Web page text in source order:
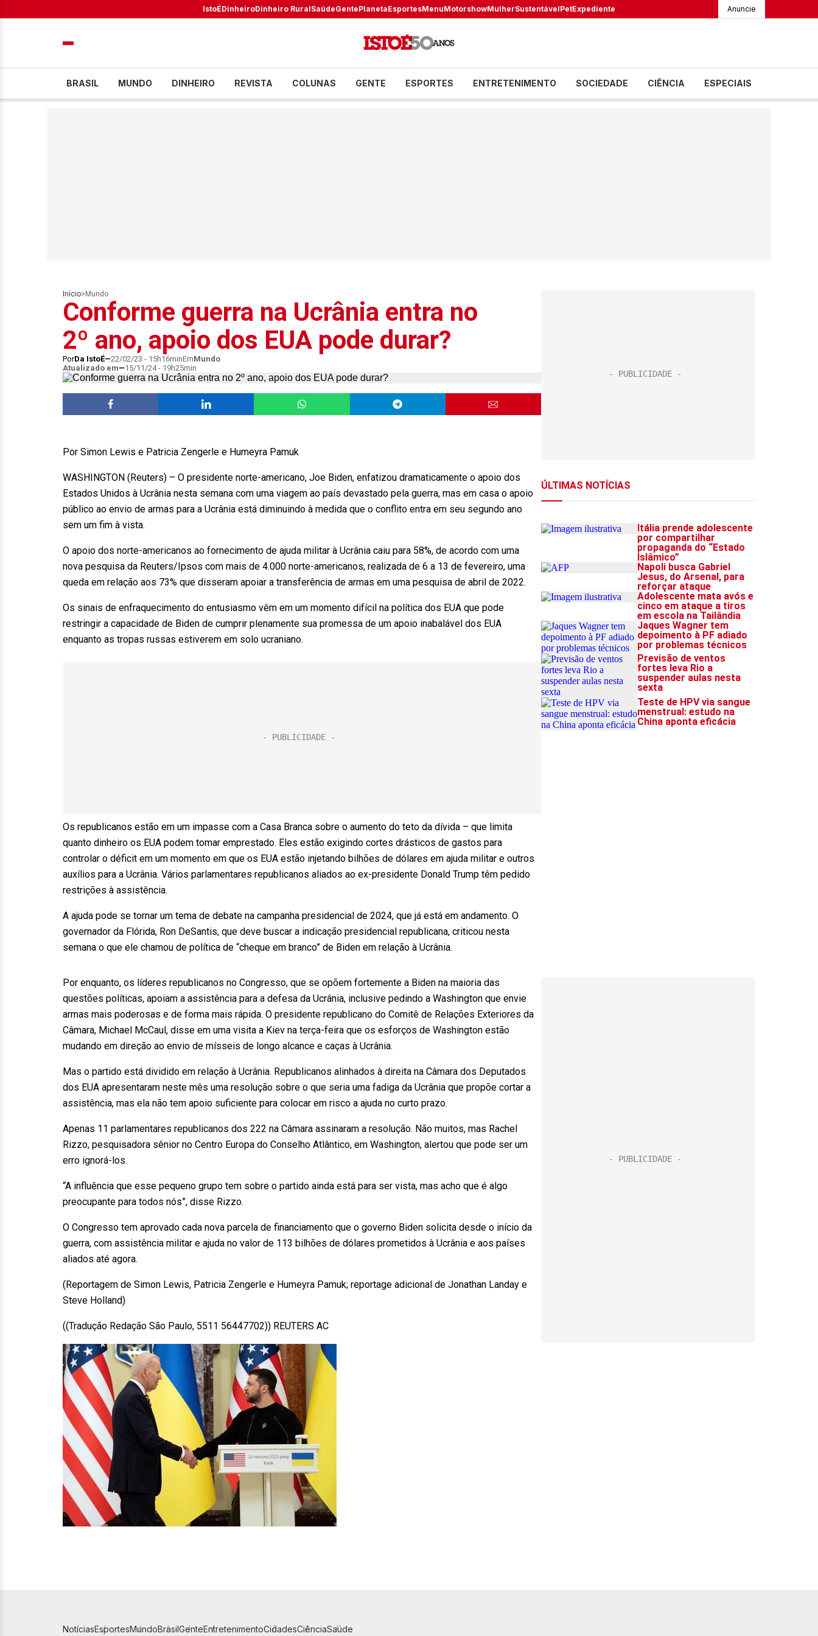
IstoÉDinheiroDinheiro RuralSaúdeGentePlanetaEsportesMenuMotorshowMulherSustentávelPetExpediente Anuncie
BRASIL MUNDO DINHEIRO REVISTA COLUNAS GENTE ESPORTES ENTRETENIMENTO SOCIEDADE CIÊNCIA ESPECIAIS
Início> Mundo
Conforme guerra na Ucrânia entra no
2º ano, apoio dos EUA pode durar?
PorDa IstoÉ 22/02/23 - 15h16minEmMundo
Atualizado em
15/11/24 - 19h25min
Por Simon Lewis e Patricia Zengerle e Humeyra Pamuk
WASHINGTON (Reuters) – O presidente norte-americano, Joe Biden, enfatizou dramaticamente o apoio dos
Estados Unidos à Ucrânia nesta semana com uma viagem ao país devastado pela guerra, mas em casa o apoio
público ao envio de armas para a Ucrânia está diminuindo à medida que o conflito entra em seu segundo ano
sem um fim à vista.
O apoio dos norte-americanos ao fornecimento de ajuda militar à Ucrânia caiu para 58%, de acordo com uma
nova pesquisa da Reuters/Ipsos com mais de 4.000 norte-americanos, realizada de 6 a 13 de fevereiro, uma
queda em relação aos 73% que disseram apoiar a transferência de armas em uma pesquisa de abril de 2022.
Os sinais de enfraquecimento do entusiasmo vêm em um momento difícil na política dos EUA que pode
restringir a capacidade de Biden de cumprir plenamente sua promessa de um apoio inabalável dos EUA
enquanto as tropas russas estiverem em solo ucraniano.
Os republicanos estão em um impasse com a Casa Branca sobre o aumento do teto da dívida – que limita
quanto dinheiro os EUA podem tomar emprestado. Eles estão exigindo cortes drásticos de gastos para
controlar o déficit em um momento em que os EUA estão injetando bilhões de dólares em ajuda militar e outros
auxílios para a Ucrânia. Vários parlamentares republicanos aliados ao ex-presidente Donald Trump têm pedido
restrições à assistência.
A ajuda pode se tornar um tema de debate na campanha presidencial de 2024, que já está em andamento. O
governador da Flórida, Ron DeSantis, que deve buscar a indicação presidencial republicana, criticou nesta
semana o que ele chamou de política de “cheque em branco” de Biden em relação à Ucrânia.
Por enquanto, os líderes republicanos no Congresso, que se opõem fortemente a Biden na maioria das
questões políticas, apoiam a assistência para a defesa da Ucrânia, inclusive pedindo a Washington que envie
armas mais poderosas e de forma mais rápida. O presidente republicano do Comitê de Relações Exteriores da
Câmara, Michael McCaul, disse em uma visita a Kiev na terça-feira que os esforços de Washington estão
mudando em direção ao envio de mísseis de longo alcance e caças à Ucrânia.
Mas o partido está dividido em relação à Ucrânia. Republicanos alinhados à direita na Câmara dos Deputados
dos EUA apresentaram neste mês uma resolução sobre o que seria uma fadiga da Ucrânia que propõe cortar a
assistência, mas ela não tem apoio suficiente para colocar em risco a ajuda no curto prazo.
Apenas 11 parlamentares republicanos dos 222 na Câmara assinaram a resolução. Não muitos, mas Rachel
Rizzo, pesquisadora sênior no Centro Europa do Conselho Atlântico, em Washington, alertou que pode ser um
erro ignorá-los.
“A influência que esse pequeno grupo tem sobre o partido ainda está para ser vista, mas acho que é algo
preocupante para todos nós”, disse Rizzo.
O Congresso tem aprovado cada nova parcela de financiamento que o governo Biden solicita desde o início da
guerra, com assistência militar e ajuda no valor de 113 bilhões de dólares prometidos à Ucrânia e aos países
aliados até agora.
(Reportagem de Simon Lewis, Patricia Zengerle e Humeyra Pamuk; reportage adicional de Jonathan Landay e
Steve Holland)
((Tradução Redação São Paulo, 5511 56447702)) REUTERS AC
NotíciasEsportesMundoBrasilGenteEntretenimentoCidadesCiênciaSaúde